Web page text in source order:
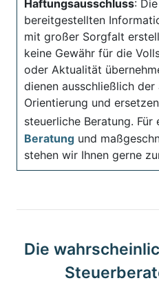
Haftungsausschluss:
bereitgestellten
mit großer Sorgfalt
keine Gewähr für die
oder Aktualität
dienen ausschließlich der
Orientierung und
steuerliche Beratung. Für
Beratung und
stehen wir Ihnen gerne
Die